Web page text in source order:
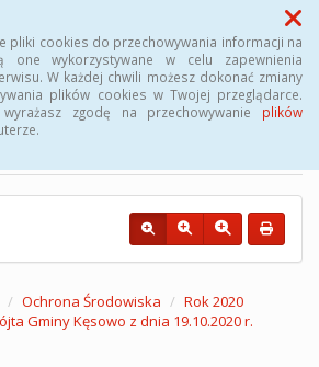
pliki cookies do przechowywania informacji na
one wykorzystywane w celu zapewnienia
W każdej chwili możesz dokonać zmiany
plików cookies w Twojej przeglądarce.
zgodę na przechowywanie plików
Menu
Gminy Kęsowo
Ochrona Środowiska
Rok 2020
Gminy Kęsowo z dnia 19.10.2020 r.